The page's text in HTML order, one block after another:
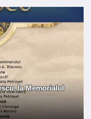
la Memorialul